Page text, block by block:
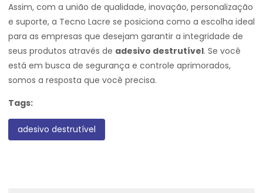
Assim, com a união de qualidade, inovação, personalização
e suporte, a Tecno Lacre se posiciona como a escolha ideal
para as empresas que desejam garantir a integridade de
seus produtos através de adesivo destrutível. Se você
está em busca de segurança e controle aprimorados,
somos a resposta que você precisa.
Tags:
adesivo destrutível